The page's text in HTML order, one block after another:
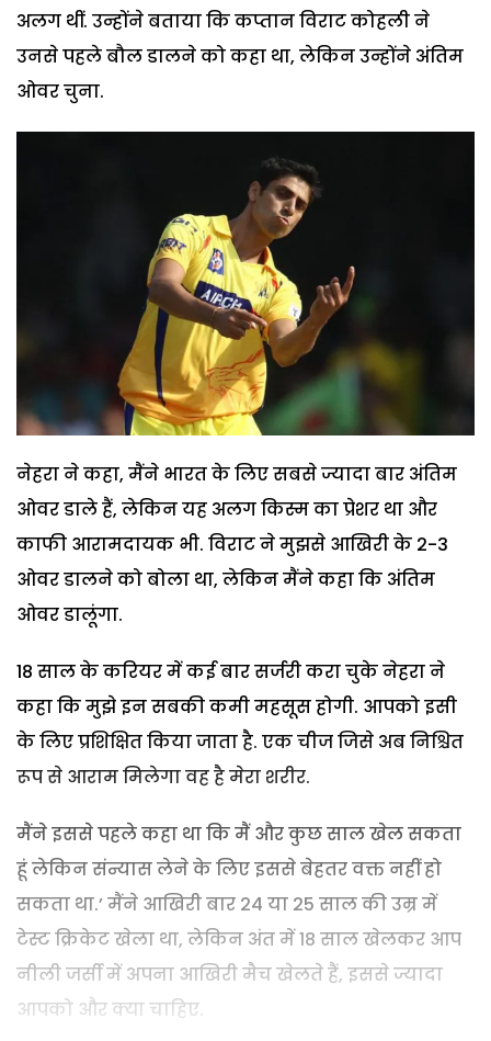
अलग थीं. उन्होंने बताया कि कप्तान विराट कोहली ने
उनसे पहले बौल डालने को कहा था, लेकिन उन्होंने अंतिम
ओवर चुना.
नेहरा ने कहा, मैंने भारत के लिए सबसे ज्यादा बार अंतिम
ओवर डाले हैं, लेकिन यह अलग किस्म का प्रेशर था और
काफी आरामदायक भी. विराट ने मुझसे आखिरी के 2-3
ओवर डालने को बोला था, लेकिन मैंने कहा कि अंतिम
ओवर डालूंगा.
18 साल के करियर में कई बार सर्जरी करा चुके नेहरा ने
कहा कि मुझे इन सबकी कमी महसूस होगी. आपको इसी
के लिए प्रशिक्षित किया जाता है. एक चीज जिसे अब निश्चित
रूप से आराम मिलेगा वह है मेरा शरीर.
मैंने इससे पहले कहा था कि मैं और कुछ साल खेल सकता
हूं लेकिन संन्यास लेने के लिए इससे बेहतर वक्त नहीं हो
सकता था.’ मैंने आखिरी बार 24 या 25 साल की उम्र में
टेस्ट क्रिकेट खेला था, लेकिन अंत में 18 साल खेलकर आप
नीली जर्सी में अपना आखिरी मैच खेलते हैं, इससे ज्यादा
आपको और क्या चाहिए.